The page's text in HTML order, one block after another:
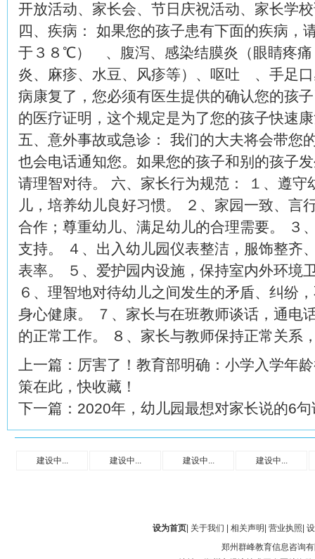
开放活动、家长会、节日庆祝活动、家长学
四、疾病： 如果您的孩子患有下面的疾病，
于３８℃） 、腹泻、感染结膜炎（眼睛疼痛
炎、麻疹、水豆、风疹等）、呕吐 、手足
病康复了，您必须有医生提供的确认您的孩
的医疗证明，这个规定是为了您的孩子快速
五、意外事故或急诊： 我们的大夫将会带您
也会电话通知您。如果您的孩子和别的孩子
请理智对待。 六、家长行为规范： １、遵守
儿，培养幼儿良好习惯。 ２、家园一致、言
合作；尊重幼儿、满足幼儿的合理需要。 ３
支持。 ４、出入幼儿园仪表整洁，服饰整齐
表率。 ５、爱护园内设施，保持室内外环境
６、理智地对待幼儿之间发生的矛盾、纠纷
身心健康。 ７、家长与在班教师谈话，通电
的正常工作。 ８、家长与教师保持正常关系
上一篇： 厉害了！教育部明确：小学入学年
策在此，快收藏！
下一篇： 2020年，幼儿园最想对家长说的6句
建设中... 建设中... 建设中... 建设中...
设为首页 关于我们 相关声明 营业执照
郑州群峰教育信息咨询